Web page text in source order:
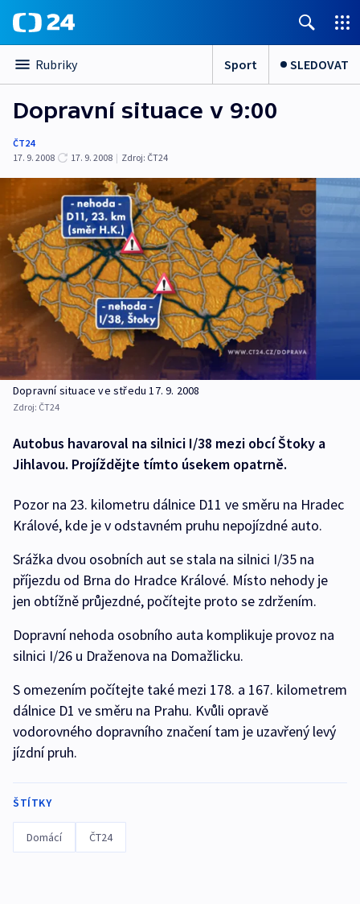
Rubriky Sport SLEDOVAT
Dopravní situace v 9:00
ČT24
17. 9. 2008
17. 9. 2008 | Zdroj: ČT24
Dopravní situace ve středu 17. 9. 2008
Zdroj: ČT24
Autobus havaroval na silnici I/38 mezi obcí Štoky a
Jihlavou. Projíždějte tímto úsekem opatrně.
Pozor na 23. kilometru dálnice D11 ve směru na Hradec
Králové, kde je v odstavném pruhu nepojízdné auto.
Srážka dvou osobních aut se stala na silnici I/35 na
příjezdu od Brna do Hradce Králové. Místo nehody je
jen obtížně průjezdné, počítejte proto se zdržením.
Dopravní nehoda osobního auta komplikuje provoz na
silnici I/26 u Draženova na Domažlicku.
S omezením počítejte také mezi 178. a 167. kilometrem
dálnice D1 ve směru na Prahu. Kvůli opravě
vodorovného dopravního značení tam je uzavřený levý
jízdní pruh.
ŠTÍTKY
Domácí ČT24